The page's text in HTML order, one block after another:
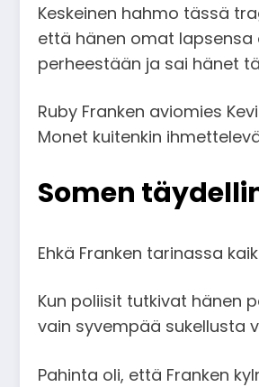
Keskeinen hahmo tässä
että hänen omat
perheestään ja sai hänet
Ruby Franken aviomies
Monet kuitenkin
Somen
Ehkä Franken tarinassa
Kun poliisit tutkivat hänen
vain syvempää sukellusta
Pahinta oli, että Franken